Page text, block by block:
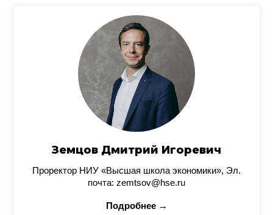
Земцов Дмитрий Игоревич
Проректор НИУ «Высшая школа экономики», Эл.
почта: zemtsov@hse.ru
Подробнее →